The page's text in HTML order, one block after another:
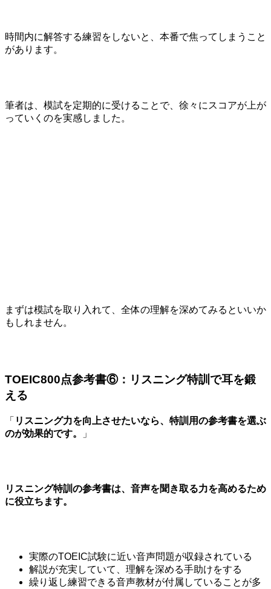
時間内に解答する練習をしないと、本番で焦ってしまうこと
があります。
筆者は、模試を定期的に受けることで、徐々にスコアが上が
っていくのを実感しました。
まずは模試を取り入れて、全体の理解を深めてみるといいか
もしれません。
TOEIC800点参考書⑥：リスニング特訓で耳を鍛
える
「 リスニング力を向上させたいなら、特訓用の参考書を選ぶ
のが効果的です。
」
リスニング特訓の参考書は、音声を聞き取る力を高めるため
に役立ちます。
実際のTOEIC試験に近い音声問題が収録されている
解説が充実していて、理解を深める手助けをする
繰り返し練習できる音声教材が付属していることが多